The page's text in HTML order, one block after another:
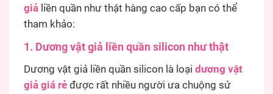
giả liền quần như thật hàng cao cấp bạn có thể
tham khảo:
1. Dương vật giả liền quần silicon như thật
Dương vật giả liền quần silicon là loại dương vật
giả giá rẻ được rất nhiều người ưa chuộng sử